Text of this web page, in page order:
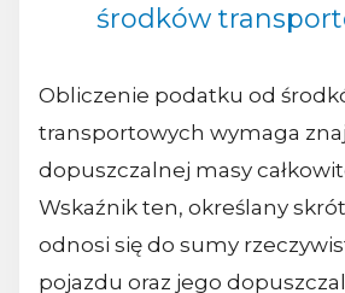
środków
Obliczenie podatku od
transportowych wymaga
dopuszczalnej masy
Wskaźnik ten, określany
odnosi się do sumy
pojazdu oraz jego